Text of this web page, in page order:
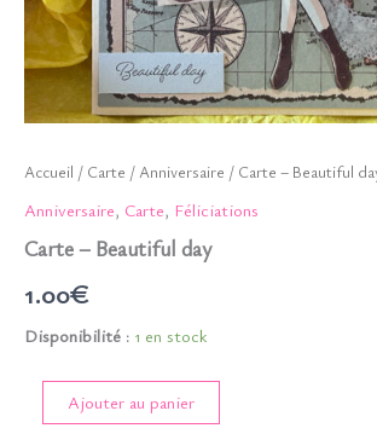
Accueil / Carte /Anniversaire / Carte – Beautiful
Anniversaire, Carte, Féliciations
Carte – Beautiful day
1.00€
Disponibilité : 1 en stock
Ajouter au panier